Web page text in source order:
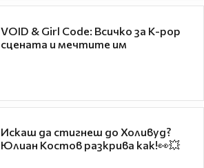
VOID & Girl Code: Всичко за K-pop
сцената и мечтите им
Искаш да стигнеш до Холивуд?
Юлиан Костов разкрива как!👀💥